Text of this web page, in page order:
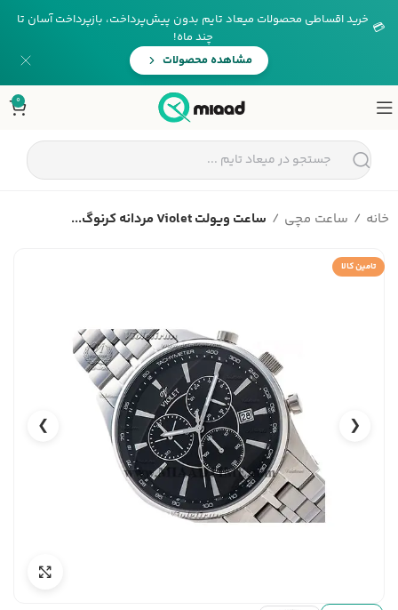
💳 خرید اقساطی محصولات میعاد تایم بدون پیش‌پرداخت، بازپرداخت آسان تا
چند ماه!
مشاهده محصولات
0
خانه ساعت مچی ساعت ویولت Violet مردانه کرنوگ...
تامین کالا
❮
❯